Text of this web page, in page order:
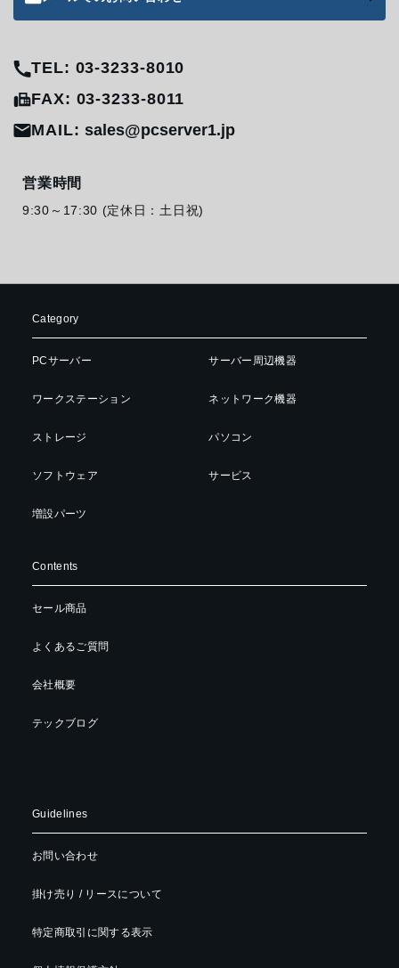
TEL: 03-3233-8010
FAX: 03-3233-8011
MAIL:sales@pcserver1.jp
営業時間
9:30～17:30 (定休日：土日祝)
Category
PCサーバー
ワークステーション
ストレージ
ソフトウェア
増設パーツ
サーバー周辺機器
ネットワーク機器
パソコン
サービス
Contents
セール商品
よくあるご質問
会社概要
テックブログ
Guidelines
お問い合わせ
掛け売り / リースについて
特定商取引に関する表示